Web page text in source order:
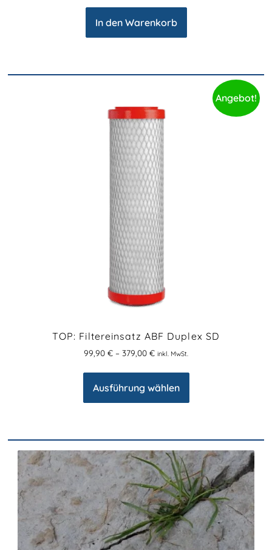
In den Warenkorb
Angebot!
TOP: Filtereinsatz ABF Duplex SD
99,90 € – 379,00 € inkl. MwSt.
Ausführung wählen